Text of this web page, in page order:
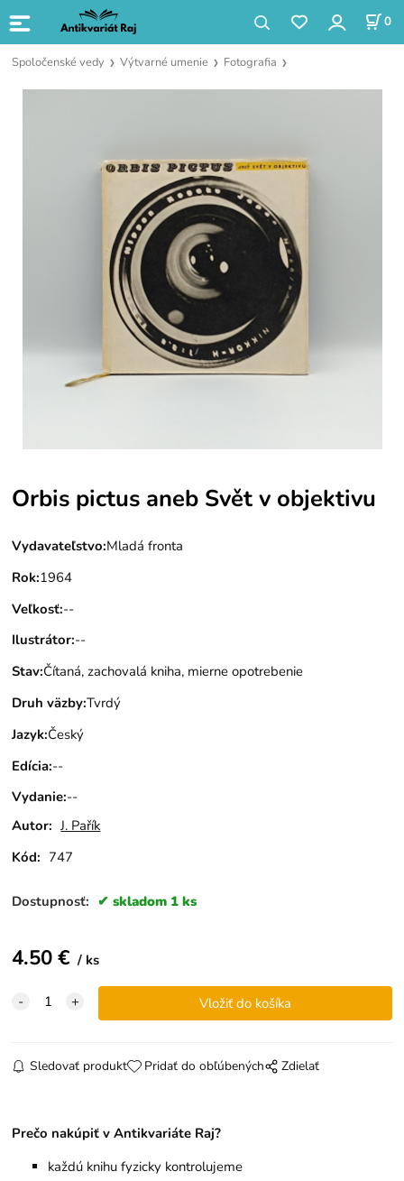
0
Spoločenské vedy Výtvarné umenie Fotografia
Orbis pictus aneb Svět v objektivu
Vydavateľstvo:Mladá fronta
Rok:1964
Veľkosť:--
Ilustrátor:--
Stav:Čítaná, zachovalá kniha, mierne opotrebenie
Druh väzby:Tvrdý
Jazyk:Český
Edícia:--
Vydanie:--
Autor: J. Pařík
Kód: 747
Dostupnosť: skladom 1 ks
4.50€ ks
Sledovať produkt Pridať do obľúbených Zdielať
Prečo nakúpiť v Antikvariáte Raj?
každú knihu fyzicky kontrolujeme